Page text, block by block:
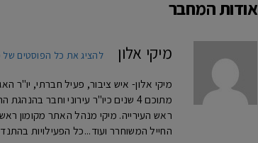
אודות המחבר
מיקי אלון להציג את כל הפוסטים של
מתוכם 4 שנים כיו"ר עירוני וחבר
החייל המשוחרר ועוד...כל הפעילויות